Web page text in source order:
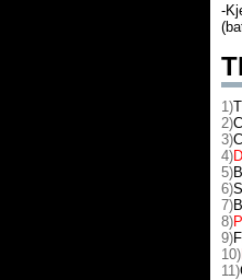
-
1)
2)
3)
4)
5)
6)
7)
8)
9)
10)
11)